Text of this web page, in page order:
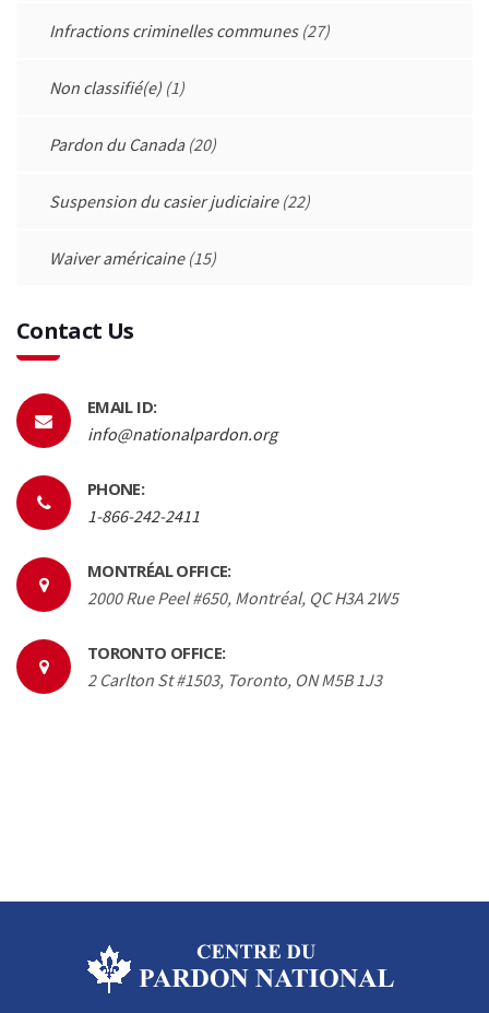
Infractions criminelles communes(27)
Non classifié(e) (1)
Pardon du Canada(20)
Suspension du casier judiciaire(22)
Waiver américaine(15)
Contact Us
EMAIL ID:
info@nationalpardon.org
PHONE:
1-866-242-2411
MONTRÉAL OFFICE:
2000 Rue Peel #650, Montréal, QC H3A 2W5
TORONTO OFFICE:
2 Carlton St #1503, Toronto, ON M5B 1J3